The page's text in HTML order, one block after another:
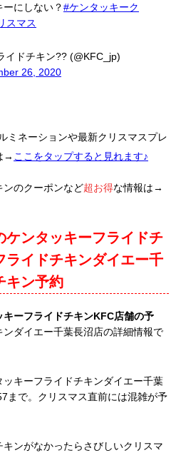
にしない？#ケンタッキーク
スマス
ドチキン?? (@KFC_jp)
26, 2020
ミネーションや最新クリスマスプレ
→ ここをタップすると見れます♪
ンのクーポンなど超お得な情報は→
ケンタッキーフライドチ
ライドチキンダイエー千
キン予約
キーフライドチキンKFC店舗の予
ンダイエー千葉長沼店の詳細情報で
ッキーフライドチキンダイエー千葉
まで。クリスマス直前には混雑が予
ンがなかったらさびしいクリスマ